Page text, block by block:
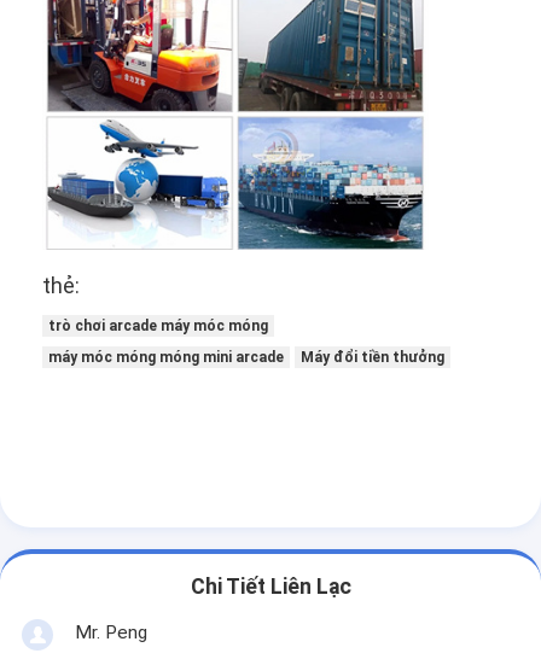
Máy móng đồ chơi
Máy làm kẹo bông
máy chơi game đập búa
Máy chơi bóng rổ arcade
Máy giải thưởng Clip
Máy đấm đấm
Chuyến đi vòng xoáy trẻ em
Máy chơi game đua xe
thẻ:
trò chơi arcade máy móc móng
máy móc móng móng mini arcade
Máy đổi tiền thưởng
Chi Tiết Liên Lạc
Mr. Peng